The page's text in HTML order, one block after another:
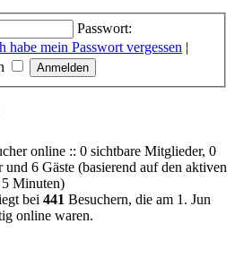
Passwort:
habe mein Passwort vergessen |
online :: 0 sichtbare Mitglieder, 0
6 Gäste (basierend auf den aktiven
5 Minuten)
bei 441 Besuchern, die am 1. Jun
online waren.